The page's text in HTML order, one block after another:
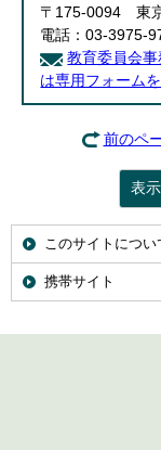
〒175-0094 東
電話：03-3975-
教育委員会
は専用フォーム
前のペ
表示
このサイトについ
携帯サイト